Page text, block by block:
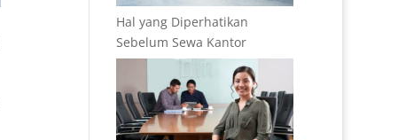
Hal yang Diperhatikan
Sebelum Sewa Kantor